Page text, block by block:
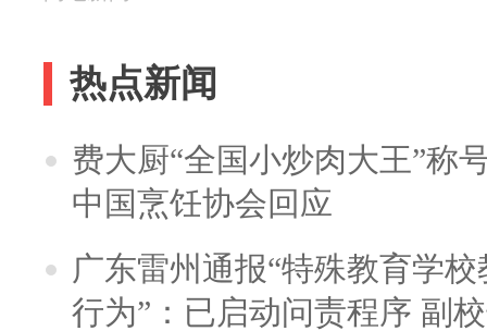
热点新闻
费大厨“全国小炒肉大王”称
中国烹饪协会回应
广东雷州通报“特殊教育学
行为”：已启动问责程序 副